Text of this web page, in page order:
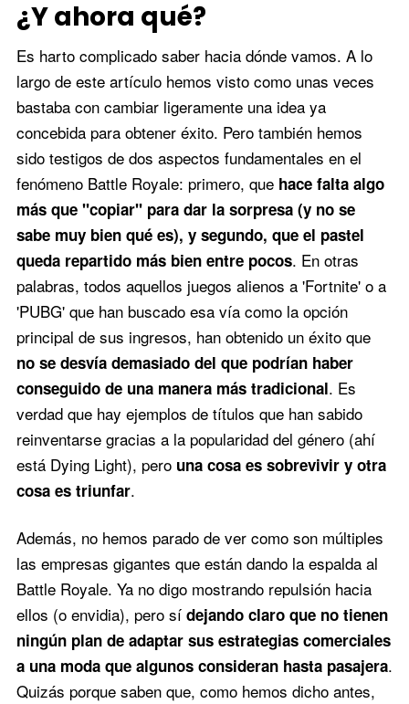
¿Y ahora qué?
Es harto complicado saber hacia dónde vamos. A lo
largo de este artículo hemos visto como unas veces
bastaba con cambiar ligeramente una idea ya
concebida para obtener éxito. Pero también hemos
sido testigos de dos aspectos fundamentales en el
fenómeno Battle Royale: primero, que hace falta algo
más que "copiar" para dar la sorpresa (y no se
sabe muy bien qué es), y segundo, que el pastel
queda repartido más bien entre pocos. En otras
palabras, todos aquellos juegos alienos a 'Fortnite' o a
'PUBG' que han buscado esa vía como la opción
principal de sus ingresos, han obtenido un éxito que
no se desvía demasiado del que podrían haber
conseguido de una manera más tradicional. Es
verdad que hay ejemplos de títulos que han sabido
reinventarse gracias a la popularidad del género (ahí
está Dying Light), pero una cosa es sobrevivir y otra
cosa es triunfar.
Además, no hemos parado de ver como son múltiples
las empresas gigantes que están dando la espalda al
Battle Royale. Ya no digo mostrando repulsión hacia
ellos (o envidia), pero sí dejando claro que no tienen
ningún plan de adaptar sus estrategias comerciales
a una moda que algunos consideran hasta pasajera.
Quizás porque saben que, como hemos dicho antes,